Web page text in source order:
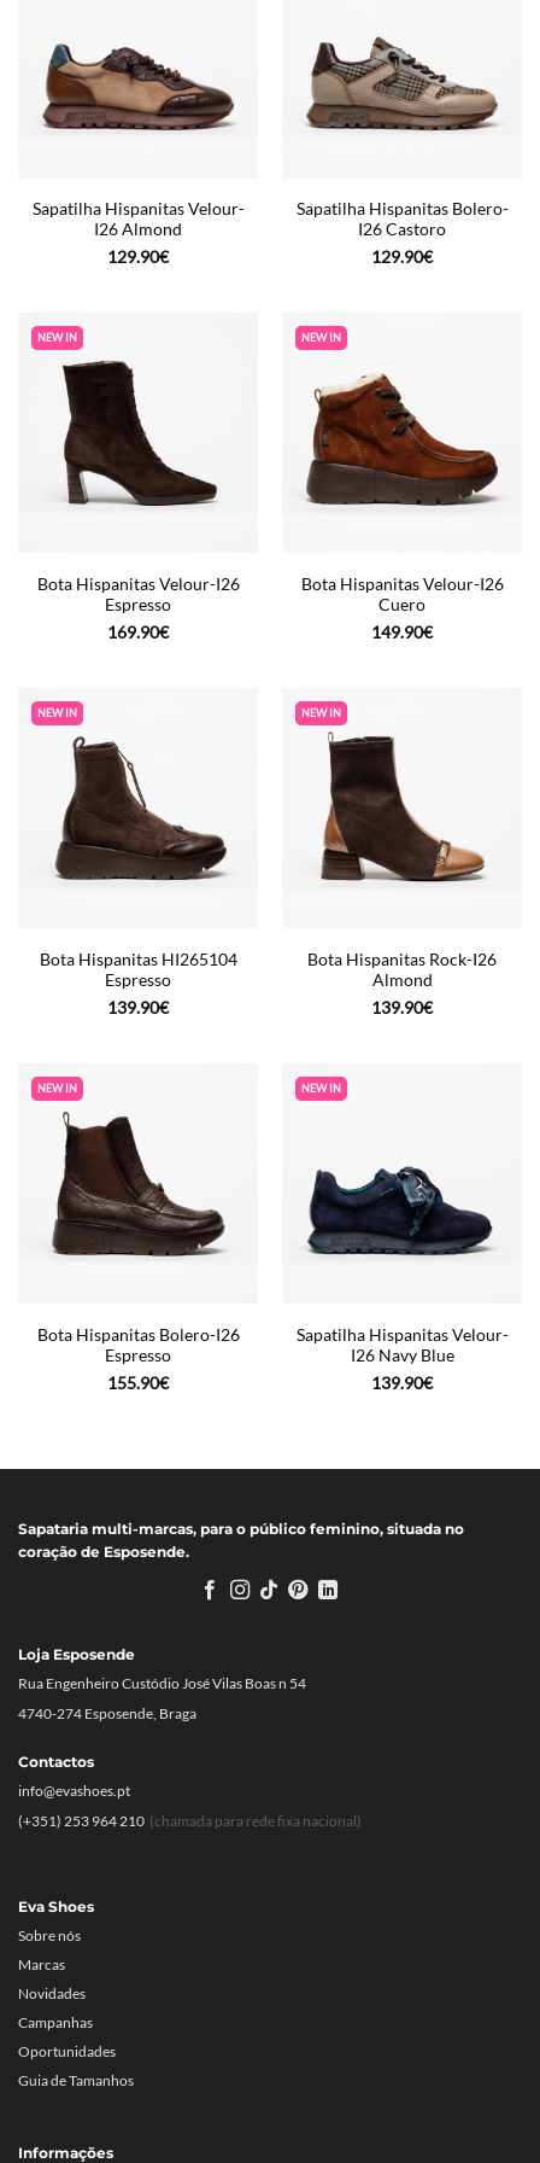
Sapatilha Hispanitas Velour-
I26 Almond
129.90€
Sapatilha Hispanitas Bolero-
I26 Castoro
129.90€
NEW IN
Bota Hispanitas Velour-I26
Espresso
169.90€
NEW IN
Bota Hispanitas Velour-I26
Cuero
149.90€
NEW IN
Bota Hispanitas HI265104
Espresso
139.90€
NEW IN
Bota Hispanitas Rock-I26
Almond
139.90€
NEW IN
Bota Hispanitas Bolero-I26
Espresso
155.90€
NEW IN
Sapatilha Hispanitas Velour-
I26 Navy Blue
139.90€
Sapataria multi-marcas, para o público feminino, situada no
coração de Esposende.
Eva Shoes
Sobre nós
Marcas
Novidades
Campanhas
Oportunidades
Guia de Tamanhos
Informações
Loja Esposende
Rua Engenheiro Custódio José Vilas Boas n 54
4740-274 Esposende, Braga
Contactos
info@evashoes.pt
(+351) 253 964 210 (chamada para rede fixa nacional)